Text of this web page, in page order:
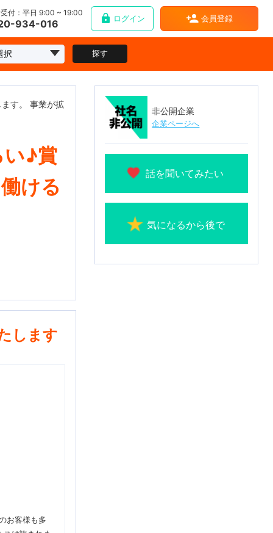
付：平日 9:00 ~ 19:00
934-016 ログイン 会員登録
探す
す。 事業が拡
い♪賞
ける
します
お客様も多
非公開企業
企業ページへ
話を聞いてみたい
気になるから後で